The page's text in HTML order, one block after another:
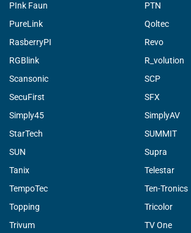
PInk Faun
PTN
PureLink
Qoltec
RasberryPI
Revo
RGBlink
R_volution
Scansonic
SCP
SecuFirst
SFX
Simply45
SimplyAV
StarTech
SUMMIT
SUN
Supra
Tanix
Telestar
TempoTec
Ten-Tronics
Topping
Tricolor
Trivum
TV One